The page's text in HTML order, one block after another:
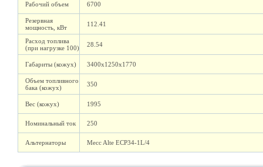
Рабочий объем 6700
Резервная
мощность, кВт
112.41
Расход топлива
(при нагрузке 100)
28.54
Габариты (кожух) 3400х1250х1770
Объем топливного
бака (кожух)
350
Вес (кожух) 1995
Номинальный ток 250
Альтернаторы Mecc Alte ECP34-1L/4